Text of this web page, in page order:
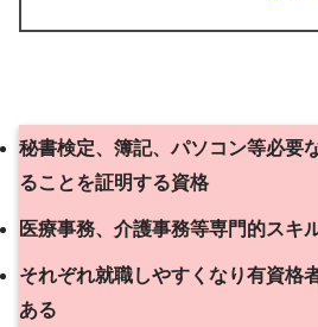
秘書検定、簿記、パソコン等必要
ることを証明する資格
医療事務、介護事務等専門的スキ
それぞれ就職しやすくなり有資格
ある